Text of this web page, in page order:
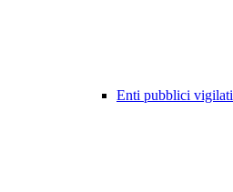
Enti pubblici vigilati